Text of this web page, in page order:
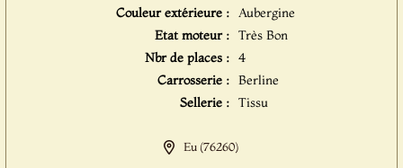
Couleur extérieure :
Aubergine
Etat moteur : Très Bon
Nbr de places : 4
Carrosserie : Berline
Sellerie : Tissu
Eu (76260)